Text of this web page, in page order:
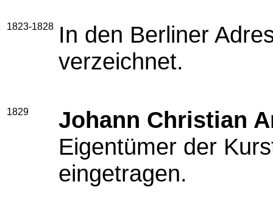
1823-1828
In den Berliner
verzeichnet.
1829
Johann Christian
Eigentümer der
eingetragen.